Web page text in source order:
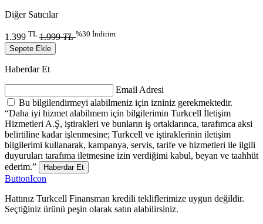
Diğer Satıcılar
1.399 TL 1.999TL%30 İndirim
Sepete Ekle
Haberdar Et
Email Adresi
Bu bilgilendirmeyi alabilmeniz için izniniz gerekmektedir.
“Daha iyi hizmet alabilmem için bilgilerimin Turkcell İletişim
Hizmetleri A.Ş, iştirakleri ve bunların iş ortaklarınca, tarafımca aksi
belirtiline kadar işlenmesine; Turkcell ve iştiraklerinin iletişim
bilgilerimi kullanarak, kampanya, servis, tarife ve hizmetleri ile ilgili
duyuruları tarafıma iletmesine izin verdiğimi kabul, beyan ve taahhüt
ederim.”
Haberdar Et
ButtonIcon
Hattınız Turkcell Finansman kredili tekliflerimize uygun değildir.
Seçtiğiniz ürünü peşin olarak satın alabilirsiniz.